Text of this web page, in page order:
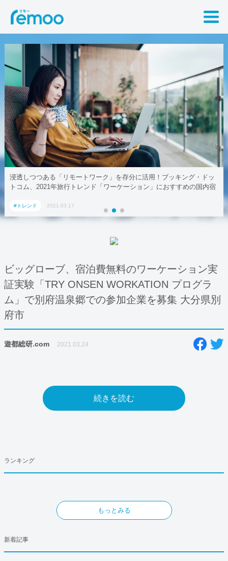
浸透しつつある「リモートワーク」を存分に活用！ブッキング・ドッ
トコム、2021年旅行トレンド「ワーケーション」におすすめの国内宿
#トレンド 2021.03.17
ビッグローブ、宿泊費無料のワーケーション実
証実験「TRY ONSEN WORKATION プログラ
ム」で別府温泉郷での参加企業を募集 大分県別
府市
遊都総研.com 2021.03.24
続きを読む
ランキング
もっとみる
新着記事